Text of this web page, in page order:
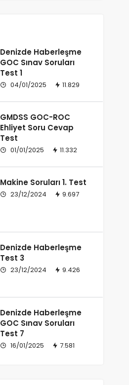
Denizde Haberleşme
GOC Sınav Soruları
Test 1
04/01/2025 11.829
GMDSS GOC-ROC
Ehliyet Soru Cevap
Test
01/01/2025 11.332
Makine Soruları 1. Test
23/12/2024 9.697
Denizde Haberleşme
Test 3
23/12/2024 9.426
Denizde Haberleşme
GOC Sınav Soruları
Test 7
16/01/2025 7.581